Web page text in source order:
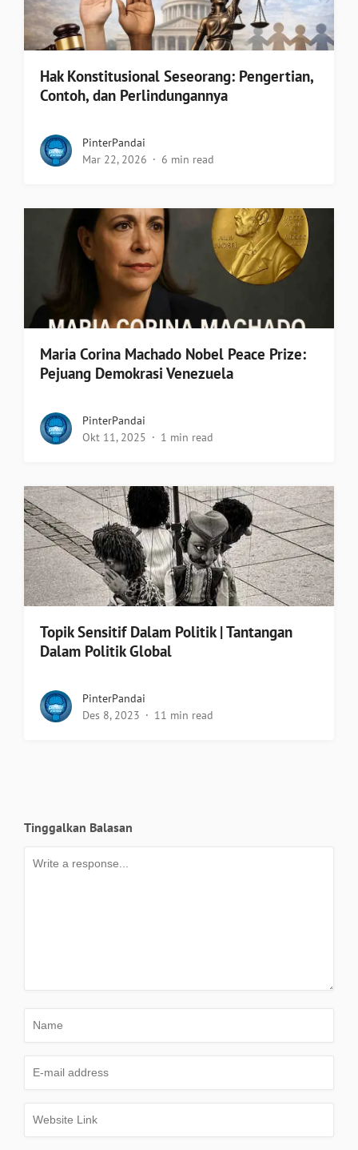
Hak Konstitusional Seseorang: Pengertian,
Contoh, dan Perlindungannya
PinterPandai
Mar 22, 2026
6 min read
Maria Corina Machado Nobel Peace Prize:
Pejuang Demokrasi Venezuela
PinterPandai
Okt 11, 2025
1 min read
Topik Sensitif Dalam Politik | Tantangan
Dalam Politik Global
PinterPandai
Des 8, 2023
11 min read
Tinggalkan Balasan